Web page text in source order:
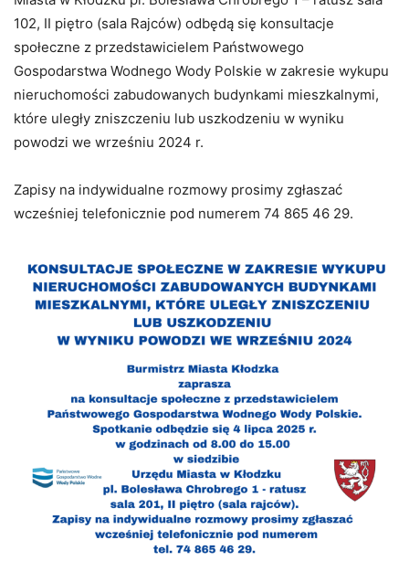
102, II piętro (sala Rajców) odbędą się konsultacje
społeczne z przedstawicielem Państwowego
Gospodarstwa Wodnego Wody Polskie w zakresie wykupu
nieruchomości zabudowanych budynkami mieszkalnymi,
które uległy zniszczeniu lub uszkodzeniu w wyniku
powodzi we wrześniu 2024 r.
Zapisy na indywidualne rozmowy prosimy zgłaszać
wcześniej telefonicznie pod numerem 74 865 46 29.